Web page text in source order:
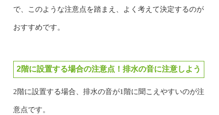
で、このような注意点を踏まえ、よく考えて決定するのが
おすすめです。
2階に設置する場合の注意点！排水の音に注意しよう
2階に設置する場合、排水の音が1階に聞こえやすいのが注
意点です。